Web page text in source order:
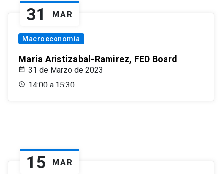
31 MAR
Macroeconomía
Maria Aristizabal-Ramirez, FED Board
31 de Marzo de 2023
14:00 a 15:30
15 MAR